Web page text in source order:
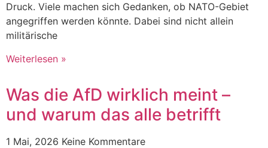
Druck. Viele machen sich Gedanken, ob NATO-Gebiet
angegriffen werden könnte. Dabei sind nicht allein
militärische
Weiterlesen »
Was die AfD wirklich meint –
und warum das alle betrifft
1 Mai, 2026 Keine Kommentare